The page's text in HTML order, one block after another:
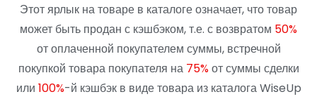
Этот ярлык на товаре в каталоге означает, что товар
может быть продан с кэшбэком, т.е. с возвратом 50%
от оплаченной покупателем суммы, встречной
покупкой товара покупателя на 75%от суммы сделки
или 100%-й кэшбэк в виде товара из каталога WiseUp